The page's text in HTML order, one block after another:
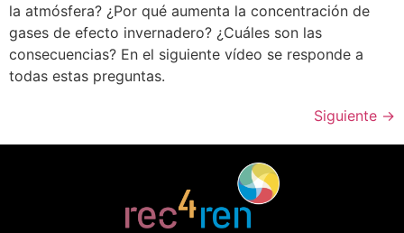
la atmósfera? ¿Por qué aumenta la concentración de
gases de efecto invernadero? ¿Cuáles son las
consecuencias? En el siguiente vídeo se responde a
todas estas preguntas.
Siguiente →